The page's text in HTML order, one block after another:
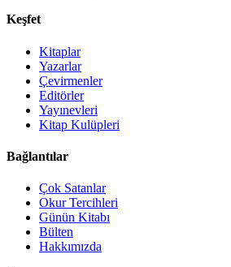
Keşfet
Kitaplar
Yazarlar
Çevirmenler
Editörler
Yayınevleri
Kitap Kulüpleri
Bağlantılar
Çok Satanlar
Okur Tercihleri
Günün Kitabı
Bülten
Hakkımızda